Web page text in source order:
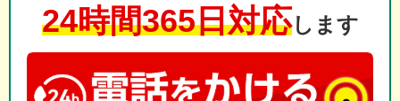
24時間365日対応します